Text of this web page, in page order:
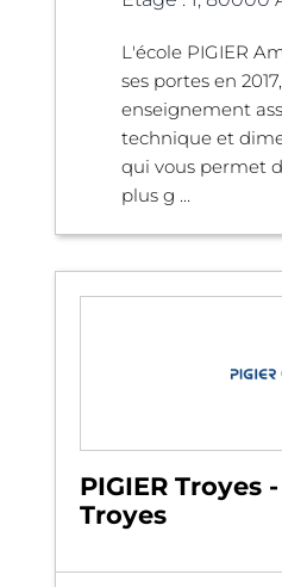
L'école PIGIER
ses portes en
enseignement
technique et
qui vous permet
plus g ...
PIGIER Troyes
Troyes